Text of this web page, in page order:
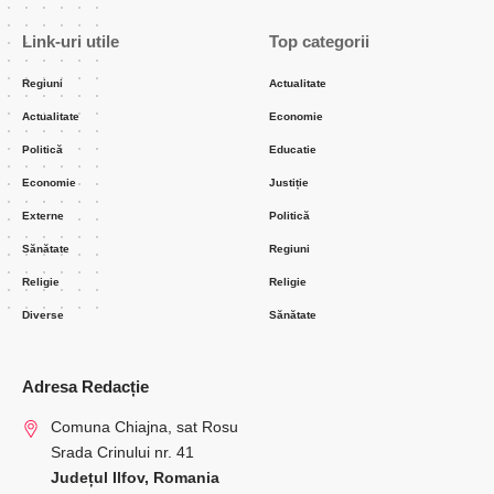
Regiunea Bucuresti-Ilfov
Incarcat 2023/03/27 at 6:56 PM
Distribuie